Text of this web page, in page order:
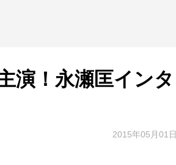
演！永瀬匡インタ
2015年05月01日